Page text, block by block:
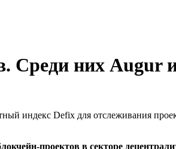
Среди них Augur
индекс Defix для отслеживания
проектов в секторе